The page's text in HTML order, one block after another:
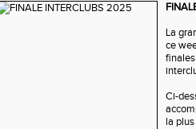
La
ce
Ci-
la